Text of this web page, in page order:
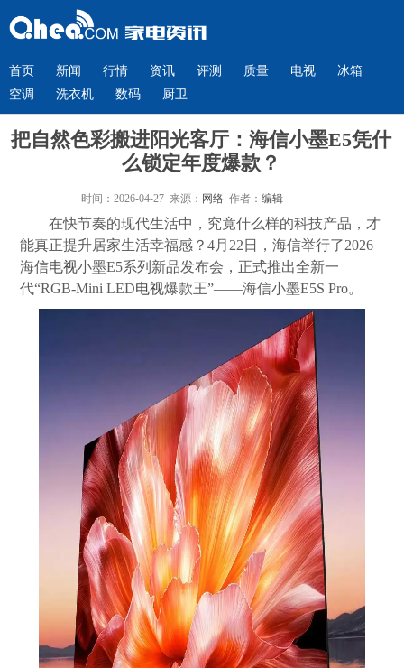
首页 新闻 行情 资讯 评测 质量 电视
冰箱
空调
洗衣机 数码 厨卫
把自然色彩搬进阳光客厅：海信小墨E5凭什
么锁定年度爆款？
时间：2026-04-27 来源： 网络作者： 编辑
在快节奏的现代生活中，究竟什么样的科技产品，才
能真正提升居家生活幸福感？4月22日，海信举行了2026
海信电视小墨E5系列新品发布会，正式推出全新一
代“RGB-Mini LED电视爆款王”——海信小墨E5S Pro。